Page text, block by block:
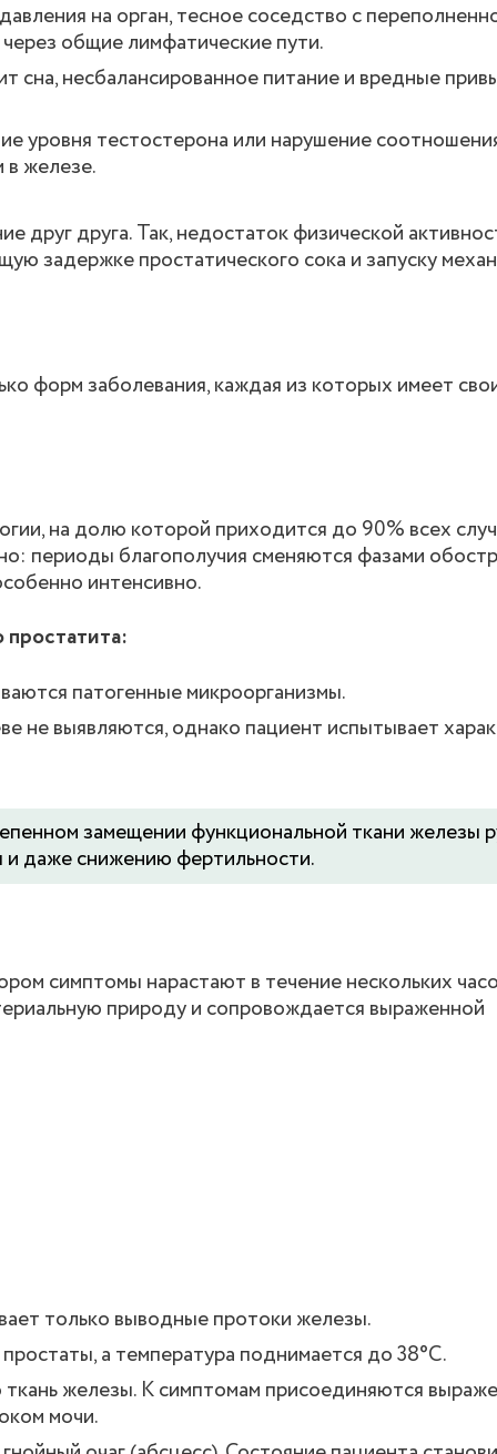
на орган, тесное соседство с
общие лимфатические пути.
сна, несбалансированное питание и вредные
уровня тестостерона или нарушение
в железе.
друга. Так, недостаток физической
задержке простатического сока и запуску
форм заболевания, каждая из которых имеет
на долю которой приходится до 90% всех
периоды благополучия сменяются фазами
интенсивно.
патогенные микроорганизмы.
не выявляются, однако пациент испытывает
замещении функциональной ткани железы
и даже снижению фертильности.
симптомы нарастают в течение нескольких
природу и сопровождается выраженной
только выводные протоки железы.
а температура поднимается до 38°C.
железы. К симптомам присоединяются
мочи.